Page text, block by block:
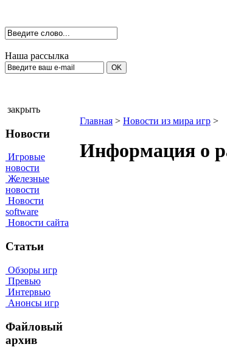
Наша рассылка
закрыть
Новости
Игровые
новости
Железные
новости
Новости
software
Новости сайта
Статьи
Обзоры игр
Превью
Интервью
Анонсы игр
Файловый
архив
Главная > Новости из мира игр >
Информация о